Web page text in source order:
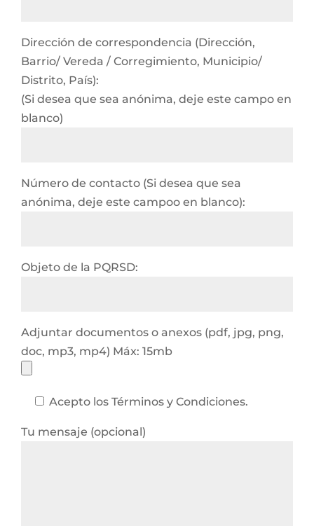
Dirección de correspondencia (Dirección,
Barrio/ Vereda / Corregimiento, Municipio/
Distrito, País):
(Si desea que sea anónima, deje este campo en
blanco)
Número de contacto (Si desea que sea
anónima, deje este campoo en blanco):
Objeto de la PQRSD:
Adjuntar documentos o anexos (pdf, jpg, png,
doc, mp3, mp4) Máx: 15mb
Acepto los Términos y Condiciones.
Tu mensaje (opcional)